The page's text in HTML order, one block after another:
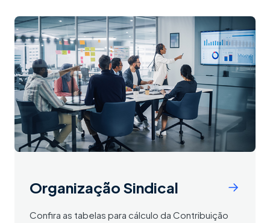
Organização Sindical
Confira as tabelas para cálculo da Contribuição